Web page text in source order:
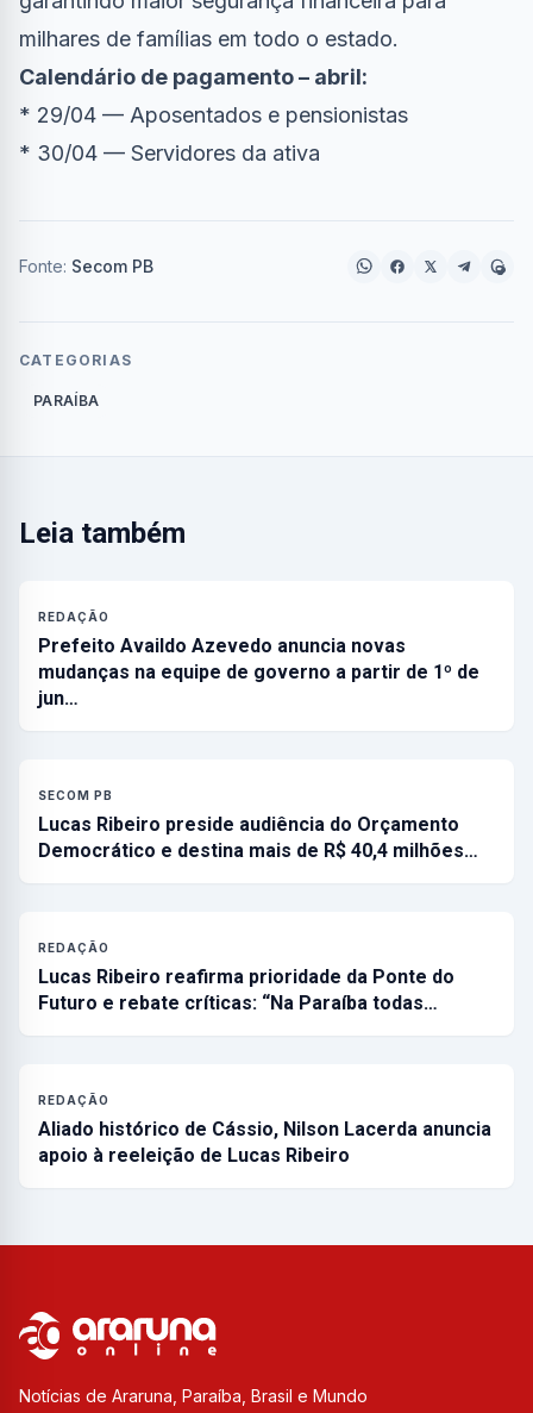
milhares de famílias em todo o estado.
Calendário de pagamento – abril:
* 29/04 — Aposentados e pensionistas
* 30/04 — Servidores da ativa
Fonte: Secom PB
CATEGORIAS
PARAÍBA
Leia também
REDAÇÃO
Prefeito Availdo Azevedo anuncia novas
mudanças na equipe de governo a partir de 1º de
jun…
SECOM PB
Lucas Ribeiro preside audiência do Orçamento
Democrático e destina mais de R$ 40,4 milhões…
REDAÇÃO
Lucas Ribeiro reafirma prioridade da Ponte do
Futuro e rebate críticas: “Na Paraíba todas…
REDAÇÃO
Aliado histórico de Cássio, Nilson Lacerda anuncia
apoio à reeleição de Lucas Ribeiro
Notícias de Araruna, Paraíba, Brasil e Mundo